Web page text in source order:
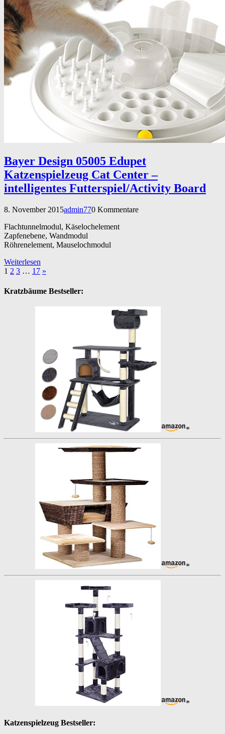
Bayer Design 05005 Edupet
Katzenspielzeug Cat Center –
intelligentes Futterspiel/Activity Board
8. November 2015admin770 Kommentare
Flachtunnelmodul, Käselochelement
Zapfenebene, Wandmodul
Röhrenelement, Mauselochmodul
Weiterlesen
1 2 3 … 17 »
Kratzbäume Bestseller:
*
*
*
Katzenspielzeug Bestseller: